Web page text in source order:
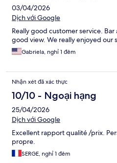
03/04/2026
Dịch với Google
Really good customer service.
good view. We really enjoyed our
Gabriela, nghỉ 1 đêm
Nhận xét đã xác thực
10/10 - Ngoại hạng
25/04/2026
Dịch với Google
Excellent rapport qualité /prix.
propre.
SERGE, nghỉ 1 đêm